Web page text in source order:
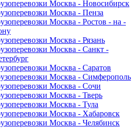
Москва - Новосибирск
Москва - Пенза
Москва - Ростов - на -
Москва - Рязань
Москва - Санкт -
Москва - Саратов
Москва - Симферополь
Москва - Сочи
Москва - Тверь
Москва - Тула
Москва - Хабаровск
Москва - Челябинск